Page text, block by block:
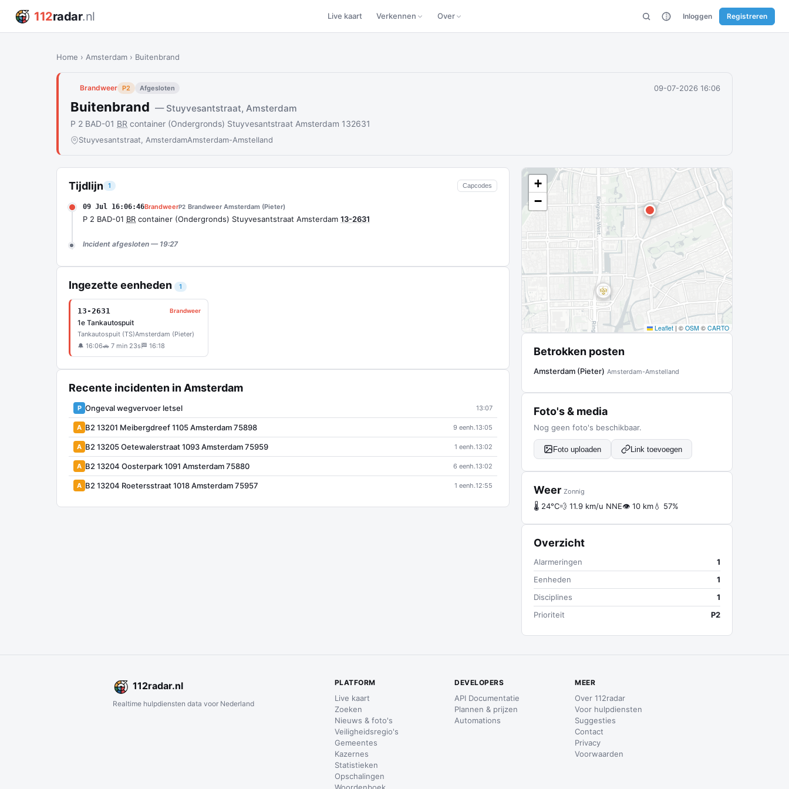
112radar.nl Live kaart Verkennen Over Inloggen Registreren
Home › Amsterdam › Buitenbrand
Brandweer P2 Afgesloten 09-07-2026 16:06
Buitenbrand — Stuyvesantstraat, Amsterdam
P 2 BAD-01 BR container (Ondergronds) Stuyvesantstraat Amsterdam 132631
Stuyvesantstraat, AmsterdamAmsterdam-Amstelland
Tijdlijn 1 Capcodes
09 Jul 16:06:46BrandweerP2 Brandweer Amsterdam (Pieter)
P 2 BAD-01 BR container (Ondergronds) Stuyvesantstraat Amsterdam 13-2631
Incident afgesloten — 19:27
Ingezette eenheden 1
13-2631 Brandweer
1e Tankautospuit
Tankautospuit (TS)Amsterdam (Pieter)
🔔 16:06🚗 7 min 23s 🏁 16:18
Recente incidenten in Amsterdam
P Ongeval wegvervoer letsel 13:07
A B2 13201 Meibergdreef 1105 Amsterdam 75898 9 eenh.13:05
A B2 13205 Oetewalerstraat 1093 Amsterdam 75959 1 eenh.13:02
A B2 13204 Oosterpark 1091 Amsterdam 75880 6 eenh.13:02
A B2 13204 Roetersstraat 1018 Amsterdam 75957 1 eenh.12:55
+
−
Leaflet | © OSM © CARTO
Betrokken posten
Amsterdam (Pieter) Amsterdam-Amstelland
Foto's & media
Nog geen foto's beschikbaar.
Foto uploaden Link toevoegen
Weer Zonnig
🌡 24°C💨 11.9 km/u NNE👁 10 km💧 57%
Overzicht
Alarmeringen
1
Eenheden
1
Disciplines
1
Prioriteit
P2
112radar.nl
Realtime hulpdiensten data voor Nederland
PLATFORM
Live kaart
Zoeken
Nieuws & foto's
Veiligheidsregio's
Gemeentes
Kazernes
Statistieken
Opschalingen
DEVELOPERS
API Documentatie
Plannen & prijzen
Automations
MEER
Over 112radar
Voor hulpdiensten
Suggesties
Contact
Privacy
Voorwaarden